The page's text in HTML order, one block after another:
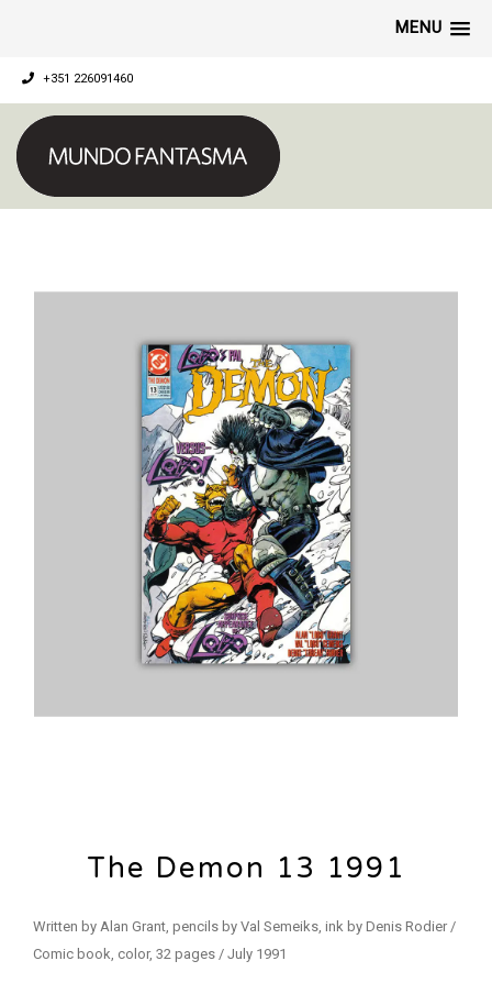
MENU
+351 226091460
The Demon 13 1991
Written by Alan Grant, pencils by Val Semeiks, ink by Denis Rodier /
Comic book, color, 32 pages / July 1991